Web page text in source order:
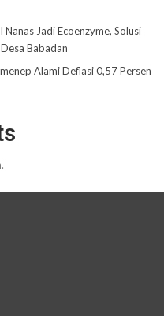
Jadi Ecoenzyme, Solusi
Babadan
Alami Deflasi 0,57 Persen